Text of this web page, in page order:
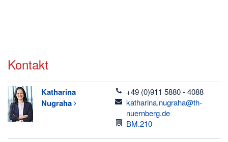
Kontakt
Katharina
Nugraha
telefon
+49 (0)911 5880 - 4088
email
katharina.nugraha@th-
nuernberg.de
Raum
BM.210